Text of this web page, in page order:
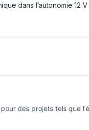
dans l’autonomie 12
des projets tels que